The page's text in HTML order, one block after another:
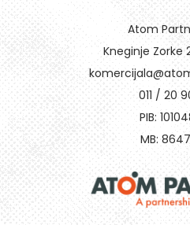
Atom
Kneginje Zorke
011 / 20
PIB:
MB: